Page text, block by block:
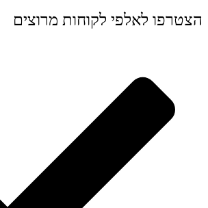
הצטרפו לאלפי לקוחות מרוצים